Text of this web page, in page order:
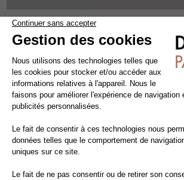
SEUIL DE NIVEAU - BAMBOU WENGÉ
barre de seuil bambou long 1.80 m
5,85€